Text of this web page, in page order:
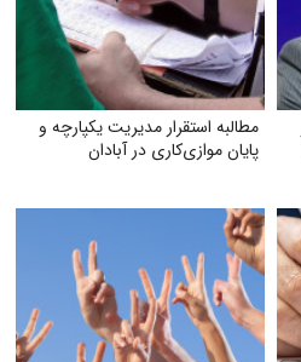
مطالبه استقرار مدیریت یکپارچه و
پایان موازی‌کاری در آبادان